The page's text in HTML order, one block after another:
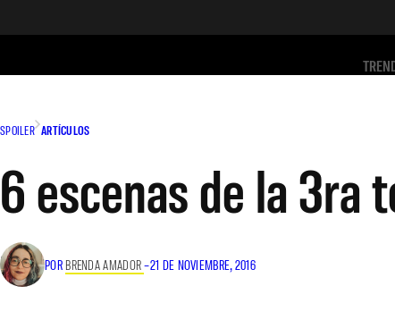
SPOILER ARTÍCULOS
6 escenas de la 3ra
POR BRENDA AMADOR–21 DE NOVIEMBRE, 2016